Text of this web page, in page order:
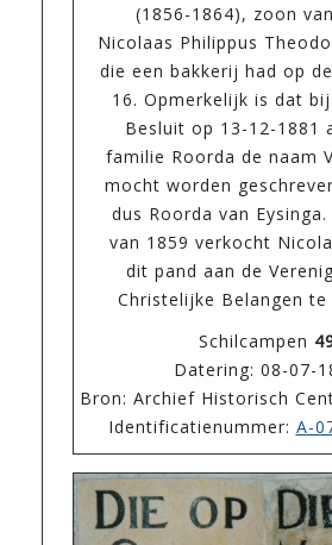
(1856-1864), zoon
Nicolaas Philippus
die een bakkerij had op
16. Opmerkelijk is dat
Besluit op 13-12-1881
familie Roorda de naam
mocht worden
dus Roorda van
van 1859 verkocht
dit pand aan de
Christelijke Belangen te
Schilcampen
Datering: 08-07-
Bron: Archief Historisch
Identificatienummer: A-